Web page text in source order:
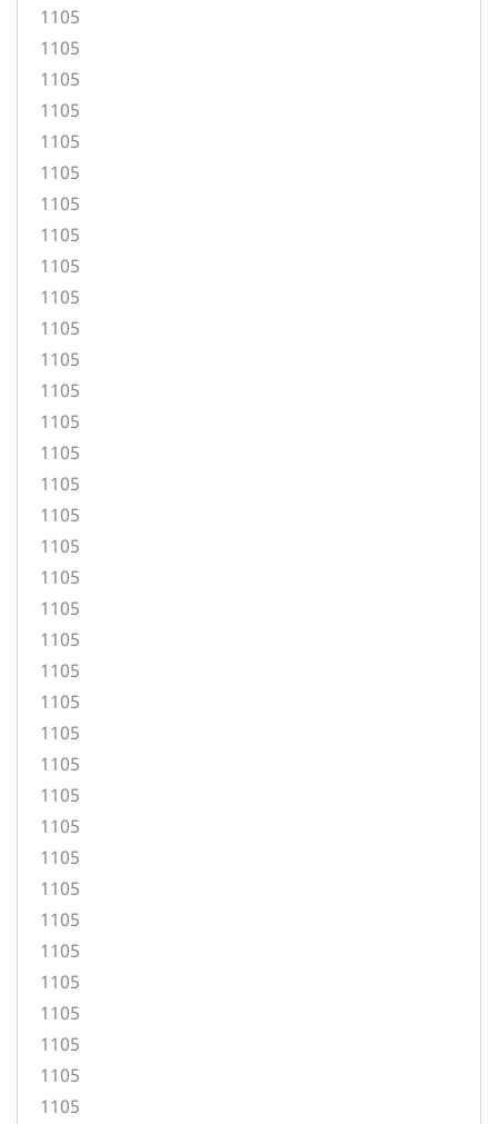
1105
1105
1105
1105
1105
1105
1105
1105
1105
1105
1105
1105
1105
1105
1105
1105
1105
1105
1105
1105
1105
1105
1105
1105
1105
1105
1105
1105
1105
1105
1105
1105
1105
1105
1105
1105